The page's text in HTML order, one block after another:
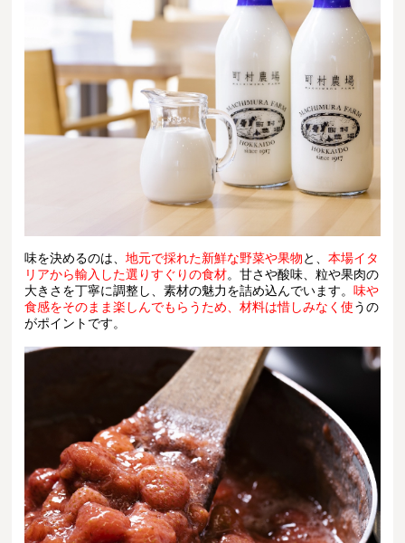
味を決めるのは、地元で採れた新鮮な野菜や果物と、本場イタ
リアから輸入した選りすぐりの食材。甘さや酸味、粒や果肉の
大きさを丁寧に調整し、素材の魅力を詰め込んでいます。味や
食感をそのまま楽しんでもらうため、材料は惜しみなく使うの
がポイントです。